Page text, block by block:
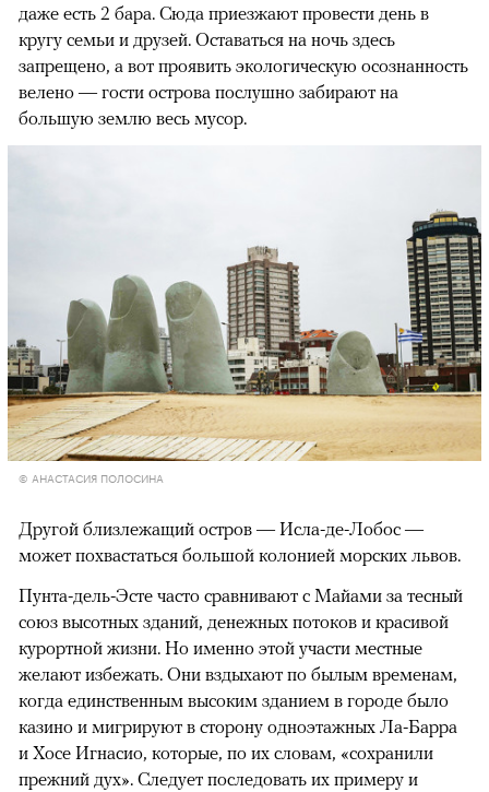
даже есть 2 бара. Сюда приезжают провести день в
кругу семьи и друзей. Оставаться на ночь здесь
запрещено, а вот проявить экологическую осознанность
велено — гости острова послушно забирают на
большую землю весь мусор.
© АНАСТАСИЯ ПОЛОСИНА
Другой близлежащий остров — Исла-де-Лобос —
может похвастаться большой колонией морских львов.
Пунта-дель-Эсте часто сравнивают с Майами за тесный
союз высотных зданий, денежных потоков и красивой
курортной жизни. Но именно этой участи местные
желают избежать. Они вздыхают по былым временам,
когда единственным высоким зданием в городе было
казино и мигрируют в сторону одноэтажных Ла-Барра
и Хосе Игнасио, которые, по их словам, «сохранили
прежний дух». Следует последовать их примеру и